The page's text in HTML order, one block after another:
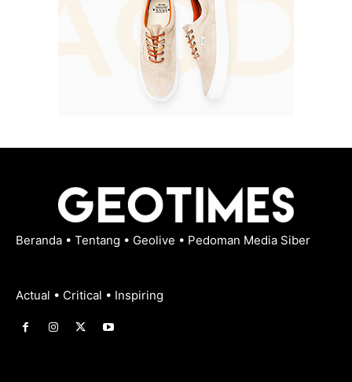
Beranda • Tentang • Geolive • Pedoman Media Siber
Actual • Critical • Inspiring